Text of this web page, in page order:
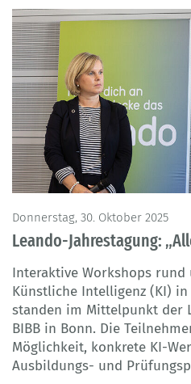
Donnerstag, 30. Oktober 2025
Leando-Jahrestagung:
Interaktive Workshops rund
Künstliche Intelligenz (KI)
standen im Mittelpunkt der
BIBB in Bonn. Die
Möglichkeit, konkrete KI-
Ausbildungs- und